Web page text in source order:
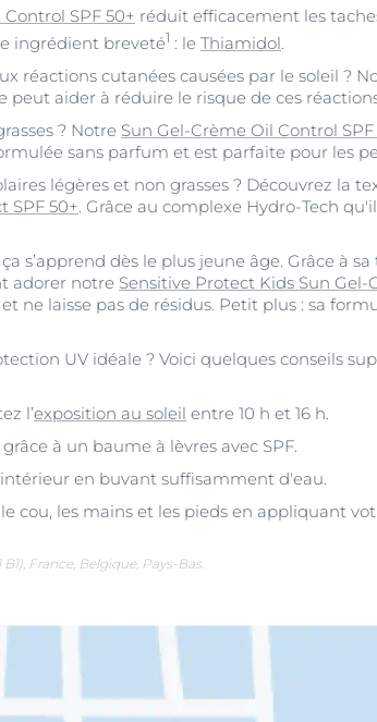
SPF 50+ réduit efficacement les
ingrédient breveté1 : le Thiamidol.
réactions cutanées causées par le soleil ?
peut aider à réduire le risque de ces
? Notre Sun Gel-Crème Oil Control SPF
sans parfum et est parfaite pour les
légères et non grasses ? Découvrez la
SPF 50+. Grâce au complexe Hydro-Tech
s’apprend dès le plus jeune âge. Grâce à
adorer notre Sensitive Protect Kids Sun Gel-
ne laisse pas de résidus. Petit plus : sa
UV idéale ? Voici quelques conseils
l’exposition au soleil entre 10 h et 16 h.
à un baume à lèvres avec SPF.
en buvant suffisamment d'eau.
le cou, les mains et les pieds en appliquant
France, Belgique, Pays-Bas.